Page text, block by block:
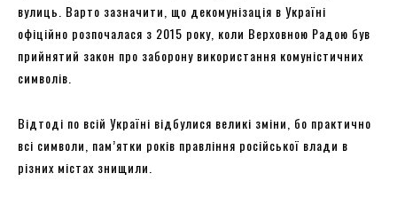
вулиць. Варто зазначити, що декомунізація в Україні
офіційно розпочалася з 2015 року, коли Верховною Радою був
прийнятий закон про заборону використання комуністичних
символів.
Відтоді по всій Україні відбулися великі зміни, бо практично
всі символи, пам’ятки років правління російської влади в
різних містах знищили.